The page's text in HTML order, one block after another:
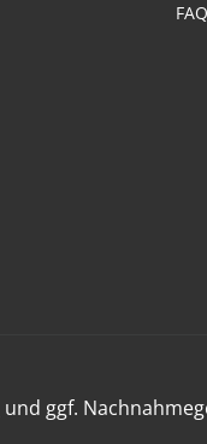
und ggf.